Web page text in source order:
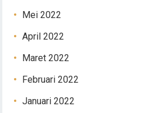
Mei 2022
April 2022
Maret 2022
Februari 2022
Januari 2022